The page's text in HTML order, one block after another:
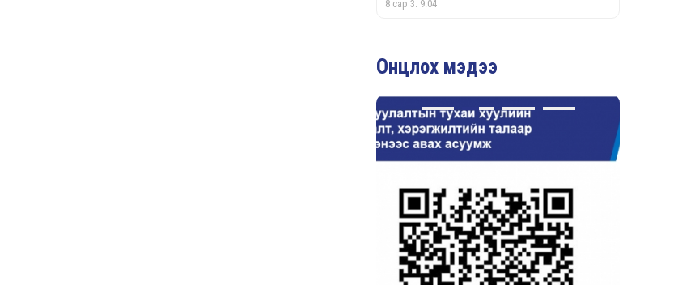
8 сар 3. 9:04
Онцлох мэдээ